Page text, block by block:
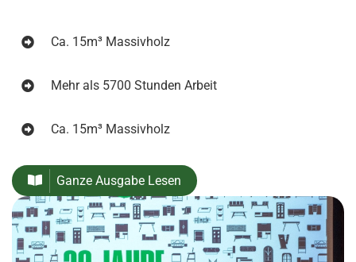
Ca. 15m³ Massivholz
Mehr als 5700 Stunden Arbeit
Ca. 15m³ Massivholz
Ganze Ausgabe Lesen